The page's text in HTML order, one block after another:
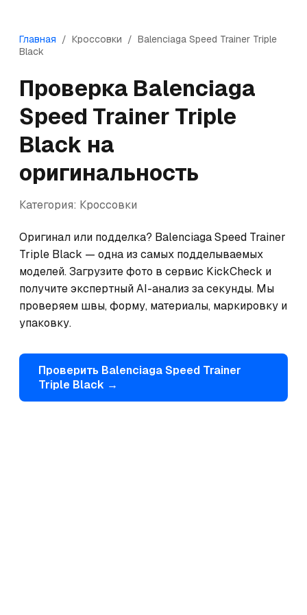
Главная / Кроссовки / Balenciaga Speed Trainer Triple
Black
Проверка Balenciaga
Speed Trainer Triple
Black на
оригинальность
Категория: Кроссовки
Оригинал или подделка? Balenciaga Speed Trainer
Triple Black — одна из самых подделываемых
моделей. Загрузите фото в сервис KickCheck и
получите экспертный AI-анализ за секунды. Мы
проверяем швы, форму, материалы, маркировку и
упаковку.
Проверить BalenciagaSpeed Trainer
Triple Black →